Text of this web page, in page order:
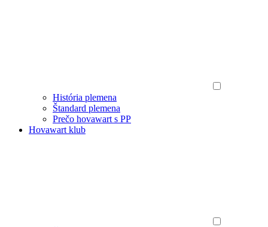
História plemena
Štandard plemena
Prečo hovawart s PP
Hovawart klub